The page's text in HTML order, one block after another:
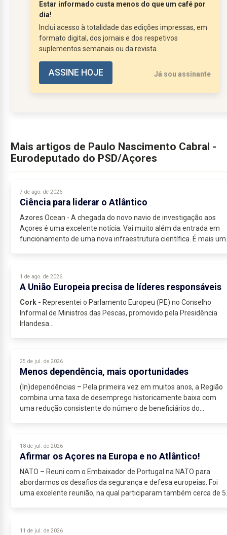
particularmente exigente para a paz e para a
segurança globais, e com conflitos
persistentes, como os de Gaza, mas também
no Líbano, Irão... Na minha...
Estar informado custa menos do que um café por
dia!
Inclui acesso à totalidade das edições impressas, em
formato digital, dos jornais e dos respetivos
suplementos semanais ou da revista.
ASSINE HOJE Já sou assinante
Mais artigos de Paulo Nascimento Cabral -
Eurodeputado do PSD/Açores
7 de ago. de 2026
Ciência para liderar o Atlântico
Azores Ocean - A chegada do novo navio de investigação aos
Açores é uma excelente notícia. Vai muito além da entrada em
funcionamento de uma nova infraestrutura científica. É mais
1 de ago. de 2026
A União Europeia precisa de líderes responsáveis
Cork - Representei o Parlamento Europeu (PE) no Conselho
Informal de Ministros das Pescas, promovido pela Presidência
Irlandesa...
25 de jul. de 2026
Menos dependência, mais oportunidades
(In)dependências – Pela primeira vez em muitos anos, a Região
combina uma taxa de desemprego historicamente baixa com
uma redução consistente do número de beneficiários do
18 de jul. de 2026
Afirmar os Açores na Europa e no Atlântico!
NATO – Reuni com o Embaixador de Portugal na NATO para
abordarmos os desafios da segurança e defesa europeias. Foi
uma excelente reunião, na qual participaram também cerca de
11 de jul. de 2026